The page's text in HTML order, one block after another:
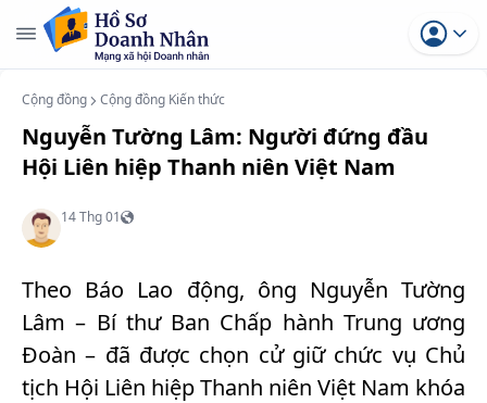
Cộng đồng Cộng đồng Kiến thức
Nguyễn Tường Lâm: Người đứng đầu
Hội Liên hiệp Thanh niên Việt Nam
14 Thg 01
Theo Báo Lao động, ông Nguyễn Tường
Lâm – Bí thư Ban Chấp hành Trung ương
Đoàn – đã được chọn cử giữ chức vụ Chủ
tịch Hội Liên hiệp Thanh niên Việt Nam khóa